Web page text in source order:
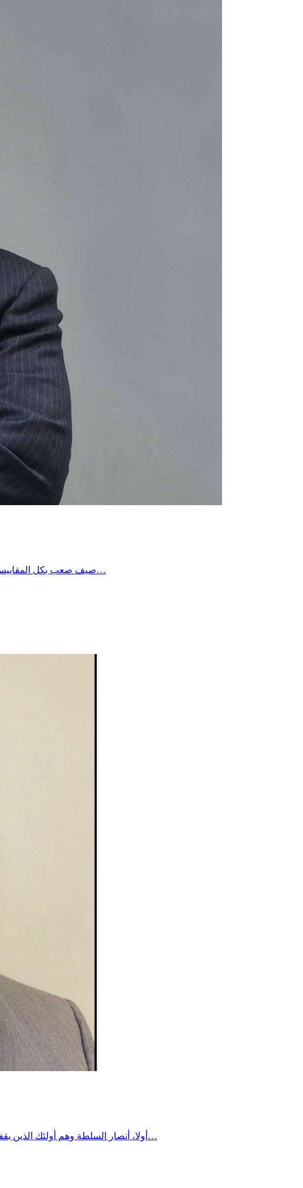
صيف صعب بكل المقاييس … عشته شخصيا بألم كبير و أتمنى ألا يتكرر …هناك اختيارات وطنية تعثرنا فيها…و اقول انه للأسف، بقيت لدينا من زمن بعيد في…
​أولا، أنصار السلطة وهم أولئك الذين يقفون دوما مع السلطة مهما كانت توجهاتها وخلفياتها. فتغير الرئيس أو سقوط النظام لا يغير في مواقفهم شيئا، نظرا لامتلاكهم سرعة…